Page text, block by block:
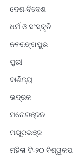
ଦେଶ-ବିଦେଶ
ଧର୍ମ ଓ ସଂସ୍କୃତି
ନବରଙ୍ଗପୁର
ପୁରୀ
ବାଣିଜ୍ୟ
ଭଦ୍ରକ
ମନୋରଞ୍ଜନ
ମୟୂରଭଞ୍ଜ
ମହିଳା ଟି-୨୦ ବିଶ୍ୱକପ